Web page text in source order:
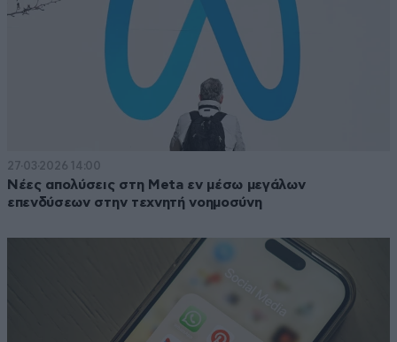
27·03·2026 14:00
Νέες απολύσεις στη Meta εν μέσω μεγάλων
επενδύσεων στην τεχνητή νοημοσύνη